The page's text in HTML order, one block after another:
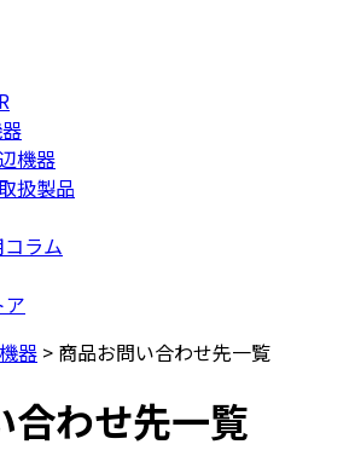
機器
扱製品
ラム
ア
器 > 商品お問い合わせ先一覧
合わせ先一覧